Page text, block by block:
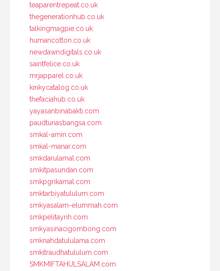
teaparentrepeat.co.uk
thegenerationhub.co.uk
talkingmagpie.co.uk
humancotton.co.uk
newdawndigitals.co.uk
saintfelice.co.uk
mrjapparel.co.uk
kinkycatalog.co.uk
thefaciahub.co.uk
yayasanbinabakti.com
paudtunasbangsa.com
smkal-amin.com
smkal-manar.com
smkdarulamal.com
smkitpasundan.com
smkpgrikamal.com
smktarbiyatululum.com
smkyasalam-elummah.com
smkpelitaynh.com
smkyasinacigombong.com
smknahdatululama.com
smkitraudhatululum.com
SMKMIFTAHULSALAM.com